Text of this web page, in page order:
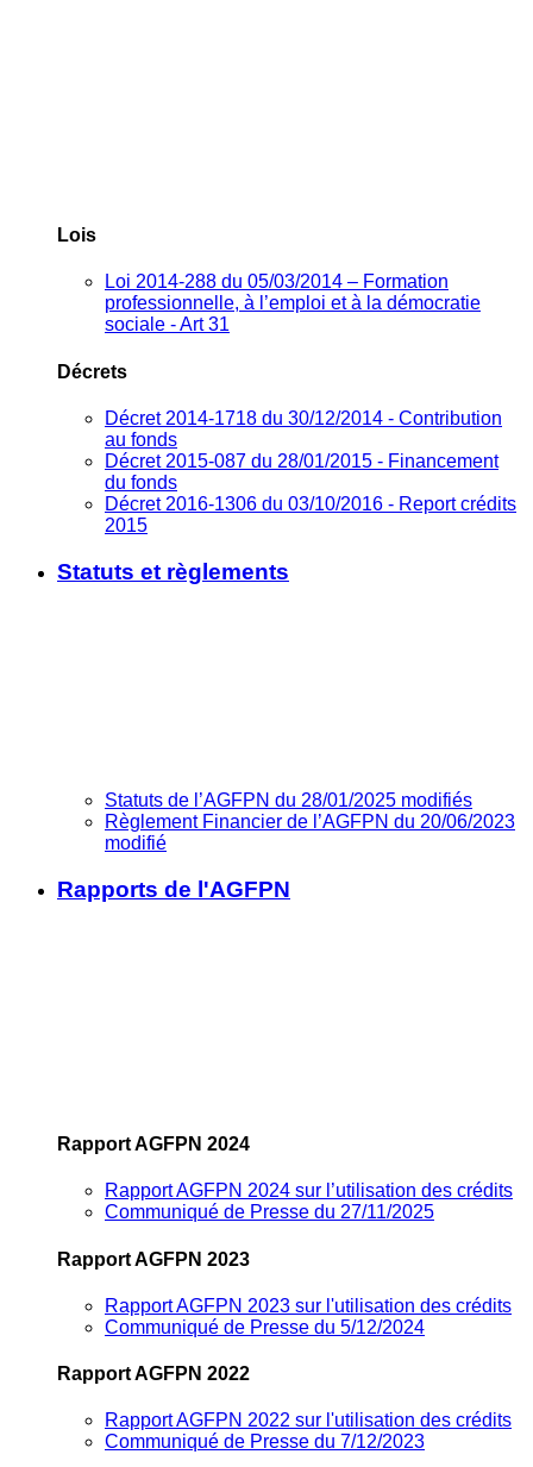
Lois
Loi 2014-288 du 05/03/2014 – Formation
professionnelle, à l’emploi et à la démocratie
sociale - Art 31
Décrets
Décret 2014-1718 du 30/12/2014 - Contribution
au fonds
Décret 2015-087 du 28/01/2015 - Financement
du fonds
Décret 2016-1306 du 03/10/2016 - Report crédits
2015
Statuts et règlements
Statuts de l’AGFPN du 28/01/2025 modifiés
Règlement Financier de l’AGFPN du 20/06/2023
modifié
Rapports de l'AGFPN
Rapport AGFPN 2024
Rapport AGFPN 2024 sur l’utilisation des crédits
Communiqué de Presse du 27/11/2025
Rapport AGFPN 2023
Rapport AGFPN 2023 sur l'utilisation des crédits
Communiqué de Presse du 5/12/2024
Rapport AGFPN 2022
Rapport AGFPN 2022 sur l'utilisation des crédits
Communiqué de Presse du 7/12/2023